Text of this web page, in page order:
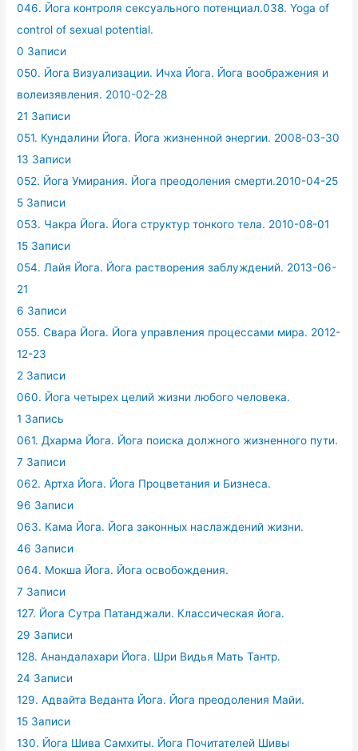
046. Йога контроля сексуального потенциал.038. Yoga of
control of sexual potential.
0 Записи
050. Йога Визуализации. Ичха Йога. Йога воображения и
волеизявления. 2010-02-28
21 Записи
051. Кундалини Йога. Йога жизненной энергии. 2008-03-30
13 Записи
052. Йога Умирания. Йога преодоления смерти.2010-04-25
5 Записи
053. Чакра Йога. Йога структур тонкого тела. 2010-08-01
15 Записи
054. Лайя Йога. Йога растворения заблуждений. 2013-06-
21
6 Записи
055. Свара Йога. Йога управления процессами мира. 2012-
12-23
2 Записи
060. Йога четырех целий жизни любого человека.
1 Запись
061. Дхарма Йога. Йога поиска должного жизненного пути.
7 Записи
062. Артха Йога. Йога Процветания и Бизнеса.
96 Записи
063. Кама Йога. Йога законных наслаждений жизни.
46 Записи
064. Мокша Йога. Йога освобождения.
7 Записи
127. Йога Сутра Патанджали. Классическая йога.
29 Записи
128. Анандалахари Йога. Шри Видья Мать Тантр.
24 Записи
129. Адвайта Веданта Йога. Йога преодоления Майи.
15 Записи
130. Йога Шива Самхиты. Йога Почитателей Шивы